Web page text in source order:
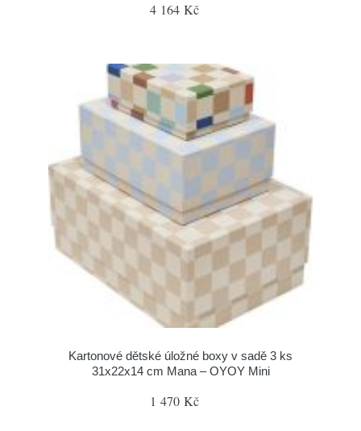
4 164 Kč
Kartonové dětské úložné boxy v sadě 3 ks
31x22x14 cm Mana – OYOY Mini
1 470 Kč